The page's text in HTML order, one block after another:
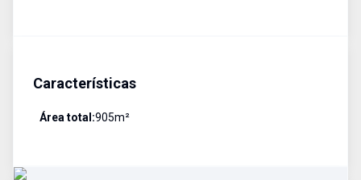
Características
Área total:905m²